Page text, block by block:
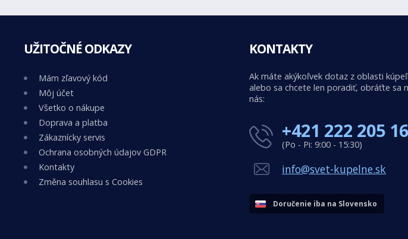
UŽITOČNÉ ODKAZY
Mám zľavový kód
Môj účet
Všetko o nákupe
Doprava a platba
Zákaznícky servis
Ochrana osobných údajov GDPR
Kontakty
Změna souhlasu s Cookies
KONTAKTY
Ak máte akýkoľvek dotaz z oblasti
alebo sa chcete len poradiť, obráťte sa
nás:
+421 222 205
(Po - Pi: 9:00 - 15:30)
info@svet-kupelne.sk
Doručenie iba na Slovensko